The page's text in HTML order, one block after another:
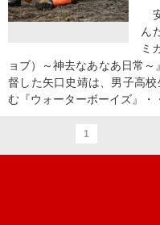
ん
ミ
ョブ）～神去なあなあ日常
督した矢口史靖は、男子高
む『ウォーターボーイズ』・
1